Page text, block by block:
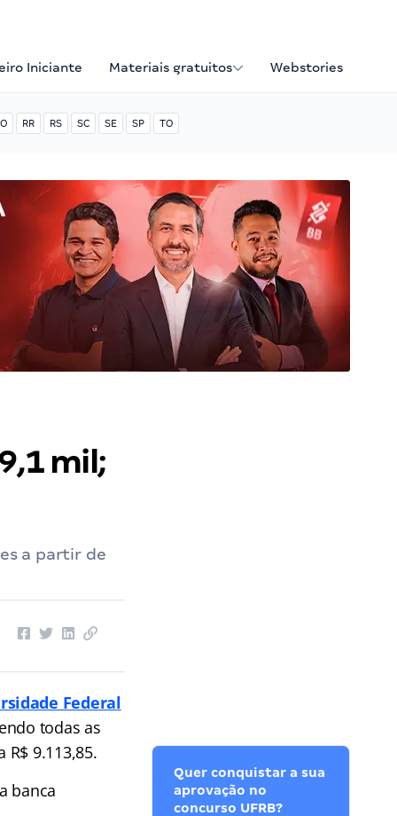
Iniciante Materiais gratuitos Webstories
RR RS SC SE SP TO
mil;
a partir de
Federal
todas as
9.113,85.
banca
Quer conquistar a sua
aprovação no
concurso UFRB?